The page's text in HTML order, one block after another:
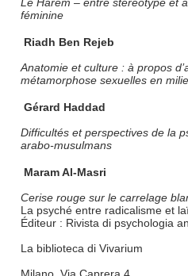
féminine
Riadh Ben Rejeb
Anatomie et culture : à propos
métamorphose sexuelles en
Gérard Haddad
Difficultés et perspectives de la
arabo-musulmans
Maram Al-Masri
Cerise rouge sur le carrelage
La psyché entre radicalisme et
Éditeur : Rivista di psychologia
La biblioteca di Vivarium
Milano, Via Caprera 4